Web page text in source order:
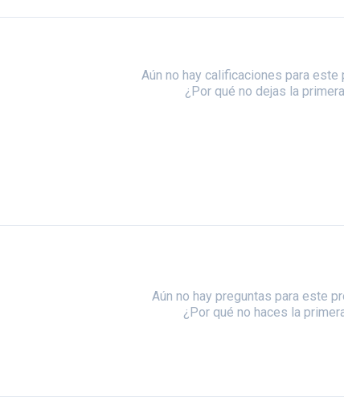
Aún no hay calificaciones para este
¿Por qué no dejas la
Aún no hay preguntas para este
¿Por qué no haces la